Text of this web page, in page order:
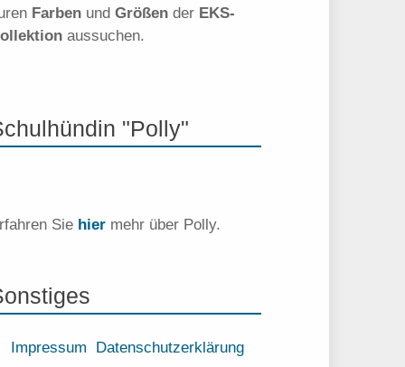
Farben undGrößender EKS-
aussuchen.
"Polly"
Sie hier mehr über Polly.
Impressum Datenschutzerklärung